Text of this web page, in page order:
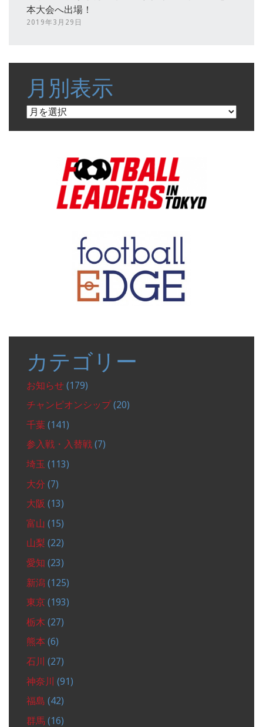
本大会へ出場！
2019年3月29日
月別表示
月
カテゴリー
お知らせ (179)
チャンピオンシップ(20)
千葉 (141)
参入戦・入替戦 (7)
埼玉 (113)
大分 (7)
大阪 (13)
富山 (15)
山梨 (22)
愛知 (23)
新潟 (125)
東京 (193)
栃木 (27)
熊本 (6)
石川 (27)
神奈川 (91)
福島 (42)
群馬 (16)